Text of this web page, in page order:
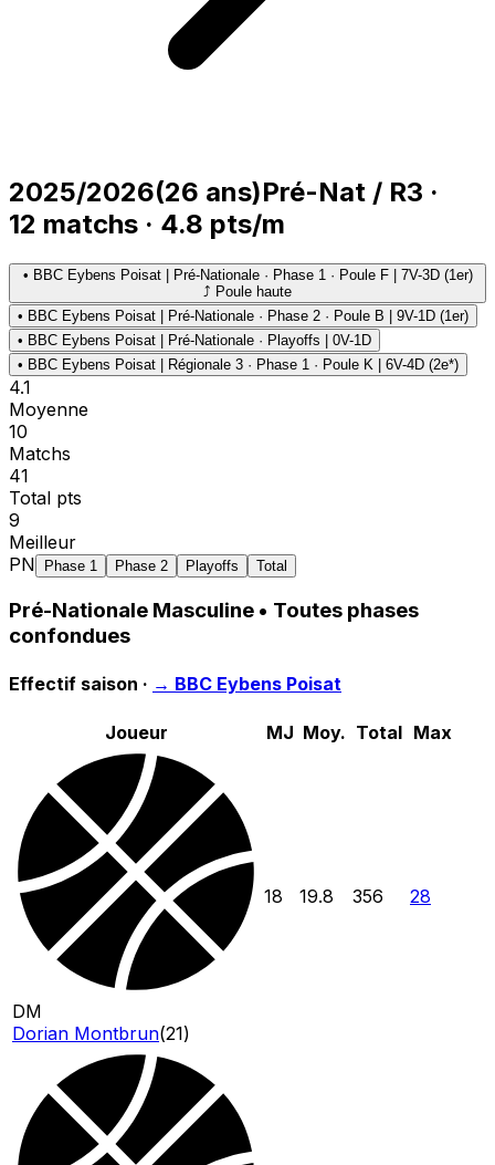
2025/2026(26 ans)Pré-Nat / R3 ·
12 matchs · 4.8 pts/m
• BBC Eybens Poisat | Pré-Nationale · Phase 1 · Poule F | 7V-3D (1er)
⤴ Poule haute
• BBC Eybens Poisat | Pré-Nationale · Phase 2 · Poule B | 9V-1D (1er)
• BBC Eybens Poisat | Pré-Nationale · Playoffs | 0V-1D
• BBC Eybens Poisat | Régionale 3 · Phase 1 · Poule K | 6V-4D (2e*)
4.1
Moyenne
10
Matchs
41
Total pts
9
Meilleur
PN
Phase 1 Phase 2 Playoffs Total
Pré-Nationale Masculine • Toutes phases
confondues
Effectif saison · → BBC Eybens Poisat
Joueur MJ Moy. Total Max
DM
Dorian Montbrun(21)
18 19.8 356 28